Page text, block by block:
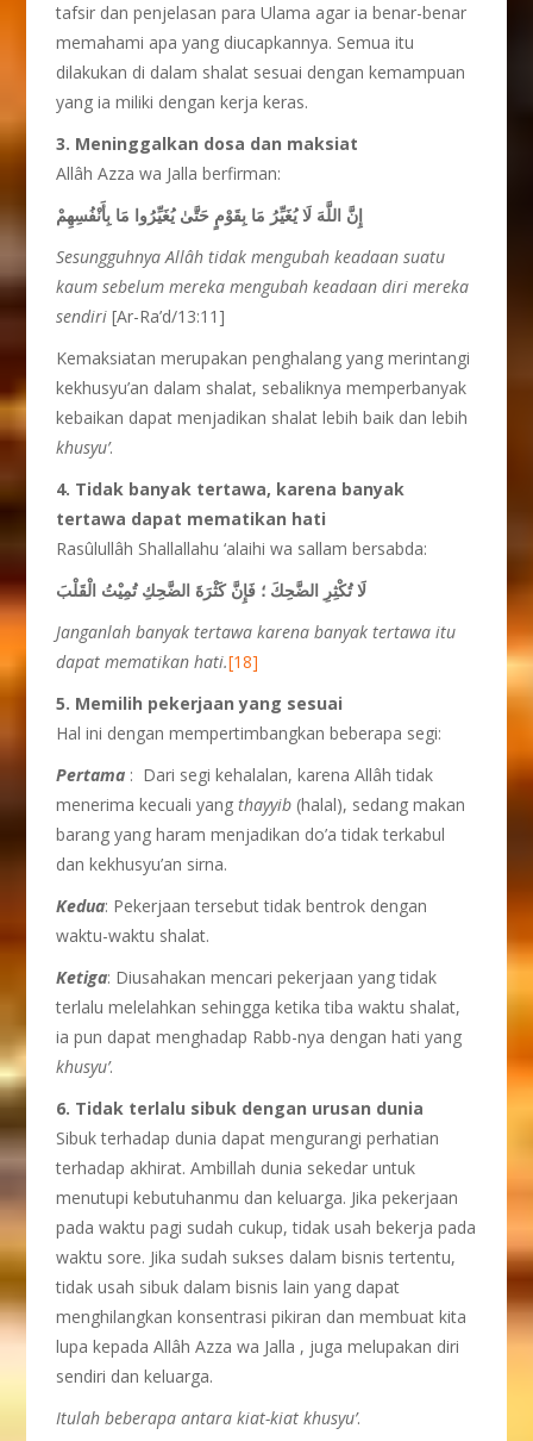
tafsir dan penjelasan para Ulama agar ia benar-benar
memahami apa yang diucapkannya. Semua itu
dilakukan di dalam shalat sesuai dengan kemampuan
yang ia miliki dengan kerja keras.
3. Meninggalkan dosa dan maksiat
Allâh Azza wa Jalla berfirman:
إِنَّ اللَّهَ لَا يُغَيِّرُ مَا بِقَوْمٍ حَتَّىٰ يُغَيِّرُوا مَا بِأَنْفُسِهِمْ
Sesungguhnya Allâh tidak mengubah keadaan suatu
kaum sebelum mereka mengubah keadaan diri mereka
sendiri [Ar-Ra’d/13:11]
Kemaksiatan merupakan penghalang yang merintangi
kekhusyu’an dalam shalat, sebaliknya memperbanyak
kebaikan dapat menjadikan shalat lebih baik dan lebih
khusyu’.
4. Tidak banyak tertawa, karena banyak
tertawa dapat mematikan hati
Rasûlullâh Shallallahu ‘alaihi wa sallam bersabda:
لَا تُكْثِرِ الضَّحِكَ ؛ فَإِنَّ كَثْرَةَ الضَّحِكِ تُمِيْتُ الْقَلْبَ
Janganlah banyak tertawa karena banyak tertawa itu
dapat mematikan hati.[18]
5. Memilih pekerjaan yang sesuai
Hal ini dengan mempertimbangkan beberapa segi:
Pertama : Dari segi kehalalan, karena Allâh tidak
menerima kecuali yangthayyib (halal), sedang makan
barang yang haram menjadikan do’a tidak terkabul
dan kekhusyu’an sirna.
Kedua: Pekerjaan tersebut tidak bentrok dengan
waktu-waktu shalat.
Ketiga: Diusahakan mencari pekerjaan yang tidak
terlalu melelahkan sehingga ketika tiba waktu shalat,
ia pun dapat menghadap Rabb-nya dengan hati yang
khusyu’.
6. Tidak terlalu sibuk dengan urusan dunia
Sibuk terhadap dunia dapat mengurangi perhatian
terhadap akhirat. Ambillah dunia sekedar untuk
menutupi kebutuhanmu dan keluarga. Jika pekerjaan
pada waktu pagi sudah cukup, tidak usah bekerja pada
waktu sore. Jika sudah sukses dalam bisnis tertentu,
tidak usah sibuk dalam bisnis lain yang dapat
menghilangkan konsentrasi pikiran dan membuat kita
lupa kepada Allâh Azza wa Jalla , juga melupakan diri
sendiri dan keluarga.
Itulah beberapa antara kiat-kiat khusyu’.